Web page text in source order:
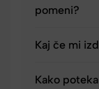
pomeni?
Kaj če mi
Kako